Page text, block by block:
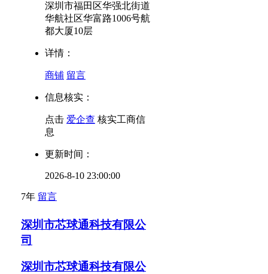
深圳市福田区华强北街道
华航社区华富路1006号航
都大厦10层
详情：
商铺 留言
信息核实：
点击 爱企查 核实工商信
息
更新时间：
2026-8-10 23:00:00
7年 留言
深圳市芯球通科技有限公
司
深圳市芯球通科技有限公